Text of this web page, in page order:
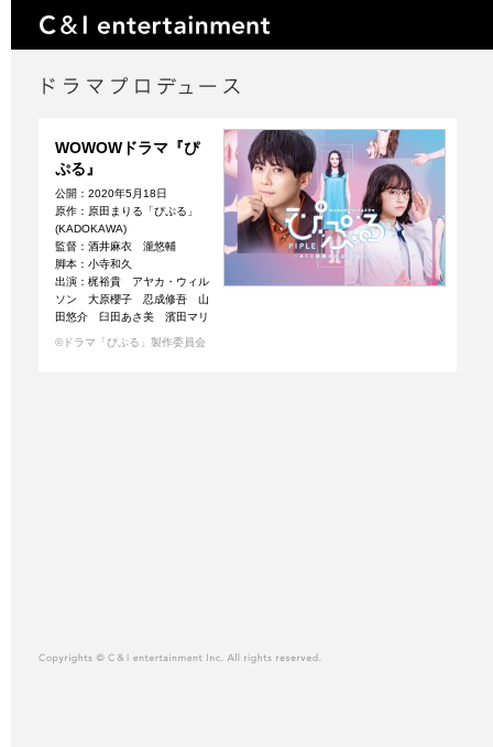
WOWOWドラマ『ぴ
ぷる』
公開：2020年5月18日
原作：原田まりる「ぴぷる」
(KADOKAWA)
監督：酒井麻衣 瀧悠輔
脚本：小寺和久
出演：梶裕貴 アヤカ・ウィル
ソン 大原櫻子 忍成修吾 山
田悠介 臼田あさ美 濱田マリ
©ドラマ「ぴぷる」製作委員会